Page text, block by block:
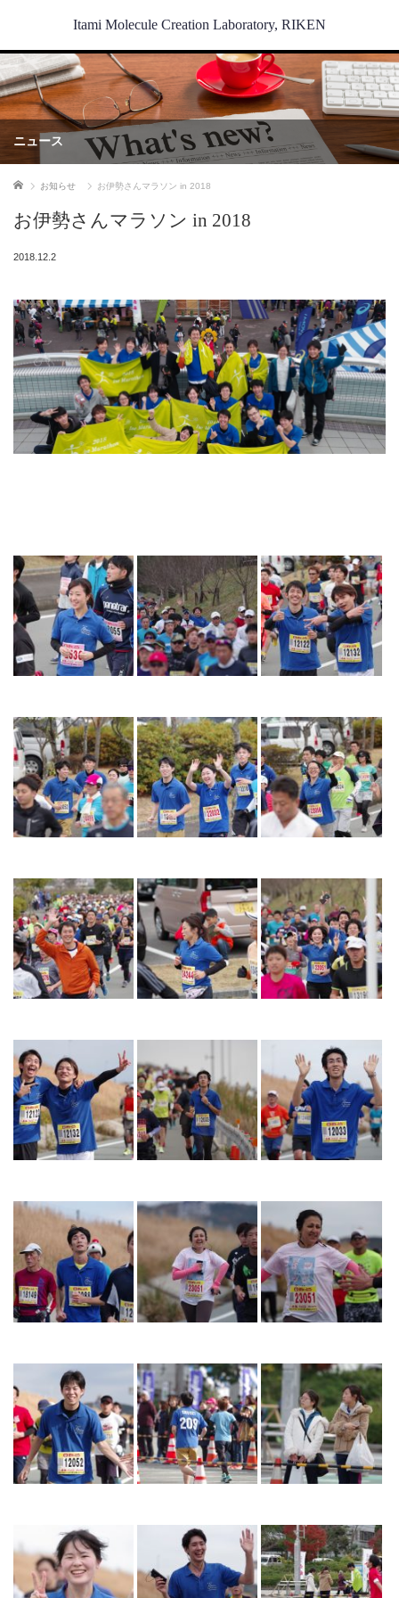
Itami Molecule Creation Laboratory, RIKEN
ニュース
ホーム お知らせ お伊勢さんマラソン in 2018
お伊勢さんマラソン in 2018
2018.12.2